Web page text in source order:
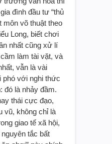
đình đầu tư “thủ
môn võ thuật theo
Long, biết chơi
nhất cũng xử lí
làm tài vặt, và
vẫn là vài
với nghi thức
đó là nhảy đầm.
thái cực đạo,
vũ, không chỉ là
giao tế xã hội,
tắc bất